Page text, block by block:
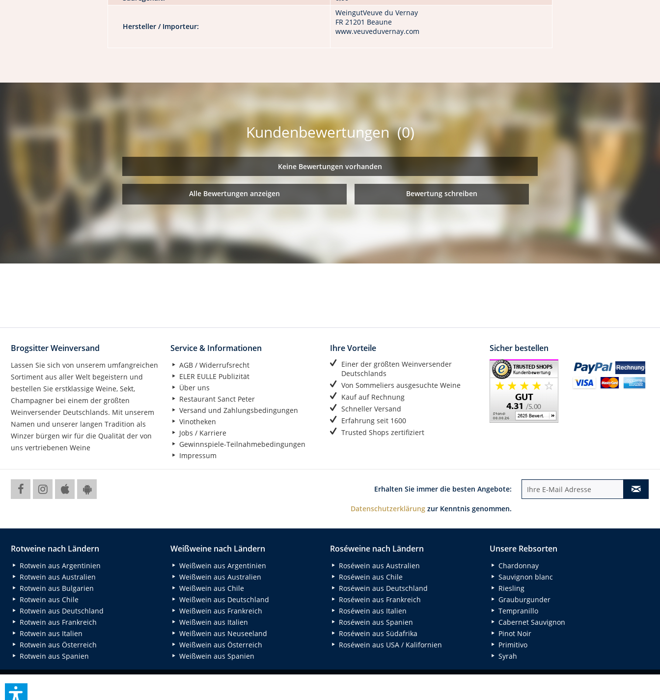
Hersteller / Importeur:
WeingutVeuve du Vernay
FR 21201 Beaune
www.veuveduvernay.com
Kundenbewertungen (0)
Keine Bewertungen vorhanden
Alle Bewertungen anzeigen Bewertung schreiben
Brogsitter Weinversand
Lassen Sie sich von unserem umfangreichen
Sortiment aus aller Welt begeistern und
bestellen Sie erstklassige Weine, Sekt,
Champagner bei einem der größten
Weinversender Deutschlands. Mit unserem
Namen und unserer langen Tradition als
Winzer bürgen wir für die Qualität der von
uns vertriebenen Weine
Service & Informationen
AGB / Widerrufsrecht
ELER EULLE Publizität
Über uns
Restaurant Sanct Peter
Versand und Zahlungsbedingungen
Vinotheken
Jobs / Karriere
Gewinnspiele-Teilnahmebedingungen
Impressum
Ihre Vorteile
Einer der größten Weinversender
Deutschlands
Von Sommeliers ausgesuchte Weine
Kauf auf Rechnung
Schneller Versand
Erfahrung seit 1600
Trusted Shops zertifiziert
Sicher bestellen
Erhalten Sie immer die besten Angebote:
Datenschutzerklärung zur Kenntnis genommen.
Rotweine nach Ländern
Rotwein aus Argentinien
Rotwein aus Australien
Rotwein aus Bulgarien
Rotwein aus Chile
Rotwein aus Deutschland
Rotwein aus Frankreich
Rotwein aus Italien
Rotwein aus Österreich
Rotwein aus Spanien
Weißweine nach Ländern
Weißwein aus Argentinien
Weißwein aus Australien
Weißwein aus Chile
Weißwein aus Deutschland
Weißwein aus Frankreich
Weißwein aus Italien
Weißwein aus Neuseeland
Weißwein aus Österreich
Weißwein aus Spanien
Roséweine nach Ländern
Roséwein aus Australien
Roséwein aus Chile
Roséwein aus Deutschland
Roséwein aus Frankreich
Roséwein aus Italien
Roséwein aus Spanien
Roséwein aus Südafrika
Roséwein aus USA / Kalifornien
Unsere Rebsorten
Chardonnay
Sauvignon blanc
Riesling
Grauburgunder
Tempranillo
Cabernet Sauvignon
Pinot Noir
Primitivo
Syrah